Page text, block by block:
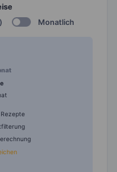
) Monatlich